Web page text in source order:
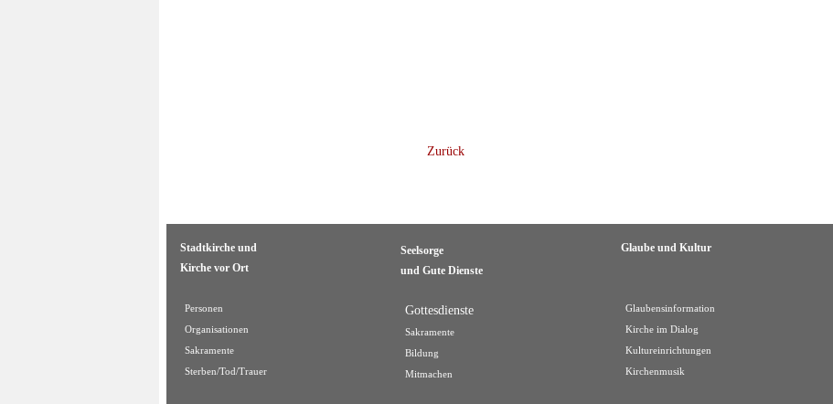
Zurück
Stadtkirche und
Kirche vor Ort
Personen
Organisationen
Sakramente
Sterben/Tod/Trauer
Seelsorge
und Gute Dienste
Gottesdienste
Sakramente
Bildung
Mitmachen
Glaube und Kultur
Glaubensinformation
Kirche im Dialog
Kultureinrichtungen
Kirchenmusik